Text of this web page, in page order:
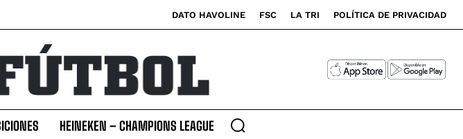
DATO HAVOLINE FSC LA TRI POLÍTICA DE PRIVACIDAD
HEINEKEN – CHAMPIONS LEAGUE